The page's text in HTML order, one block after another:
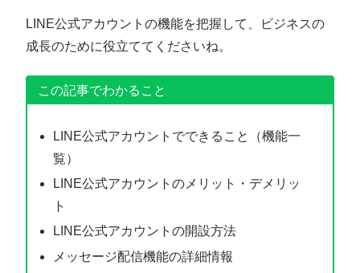
LINE公式アカウントの機能を把握して、ビジネスの
成長のために役立ててくださいね。
この記事でわかること
LINE公式アカウントでできること（機能一
覧）
LINE公式アカウントのメリット・デメリッ
ト
LINE公式アカウントの開設方法
メッセージ配信機能の詳細情報